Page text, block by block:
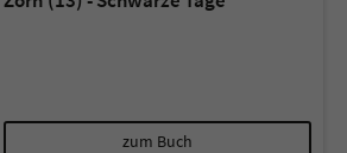
zum Buch